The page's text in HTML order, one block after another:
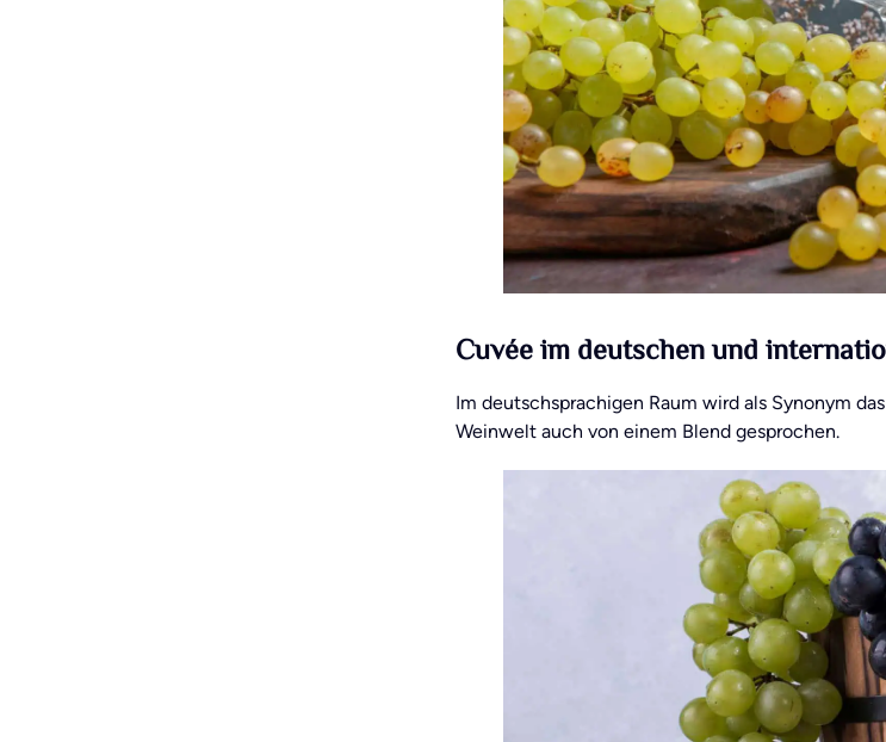
Cuvée im deutschen und
Im deutschsprachigen Raum wird als Synonym
Weinwelt auch von einem Blend gesprochen.